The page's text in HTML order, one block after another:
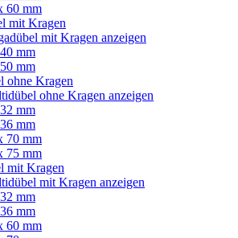
60 mm
mit Kragen
mit Kragen anzeigen
mm
mm
ohne Kragen
ohne Kragen anzeigen
mm
mm
70 mm
75 mm
mit Kragen
mit Kragen anzeigen
mm
mm
60 mm